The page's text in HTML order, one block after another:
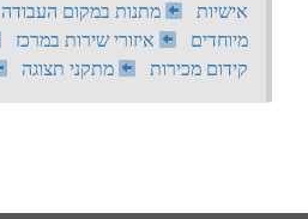
אישיות
מתנות במקום העבודה
מיוחדים
איזורי שירות במרכז
קידום מכירות
מתקני תצוגה